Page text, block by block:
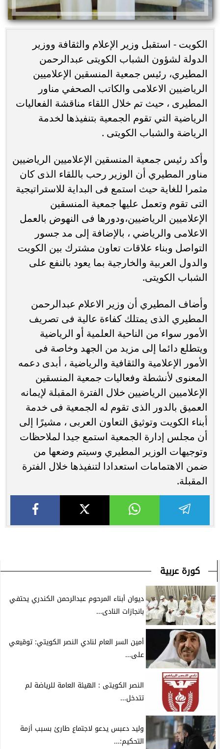
الكويت - استقبل وزير الإعلام والثقافة ووزير
الدولة لشؤون الشباب الكويتى عبدالرحمن
المطيري، رئيس جمعية المنسقين الإعلاميين
الرياضيين الاعلامى والكاتب الصحفي مناور
المطيرى ، حيث تم خلال اللقاء مناقشة الفعاليات
الرياضية التي تقوم الجمعية بتنفيذها لخدمة
الرياضة والشباب الكويتى .
وأكد رئيس جمعية المنسقين الإعلاميين الرياضيين
مناور المطيري أن الوزير رحب باللقاء الذى كان
مثمرا للغاية حيث استمع فى البداية للاستراتيجية
التى تقوم وتعمل عليها جمعية المنسقين
الإعلاميين الرياضيين،ودورها فى النهوض بالعمل
الاعلامى والرياضي ، بالإضافة إلى مد جسور
التواصل وبناء علاقات تعاون مشترك بين الكويت
والدول العربية والخارجية بما يعود بالنفع على
الشباب الكويتى.
وأضاف المطيري أن وزير الاعلام عبدالرحمن
المطيري الذى يمتلك كفاءة عالية فى تصريف
الأمور سواء من الناحية العلمية أو الرياضية
ويتطلع دائما إلى مزيد من الجهد وخاصة فى
الأمور الإعلامية والثقافية والرياضية ، أبدى دعمه
المعنوى لأنشطة وفعاليات جمعية المنسقين
الإعلاميين الرياضيين خلال الفترة المقبلة لإيمانه
العميق بالدور الذى تقوم له الجمعية فى خدمة
أبناء الكويت وتوثيق التعاون العربى ، مشيرًا إلى
أن مجلس إدارة الجمعية استمع جيدا لملاحظات
وتوجيهات الوزير المطيري وسيتم وضعها من
ضمن الاهتمامات استعدادا لتنفيذها خلال الفترة
المقبلة.
كورة عربية
ديوان أبناء المرحوم عبدالرحمن الكندري يحتفي
بانجازات النادى...
أمين السر العام لنادي النصر الكويتي: توقيعي
على...
النصر الكويتى : الهيئة العامة للرياضة لم
تتدخل...
وليد دعبس يدعو لاجتماع طارئ بسبب أزمة
التحكيم:...